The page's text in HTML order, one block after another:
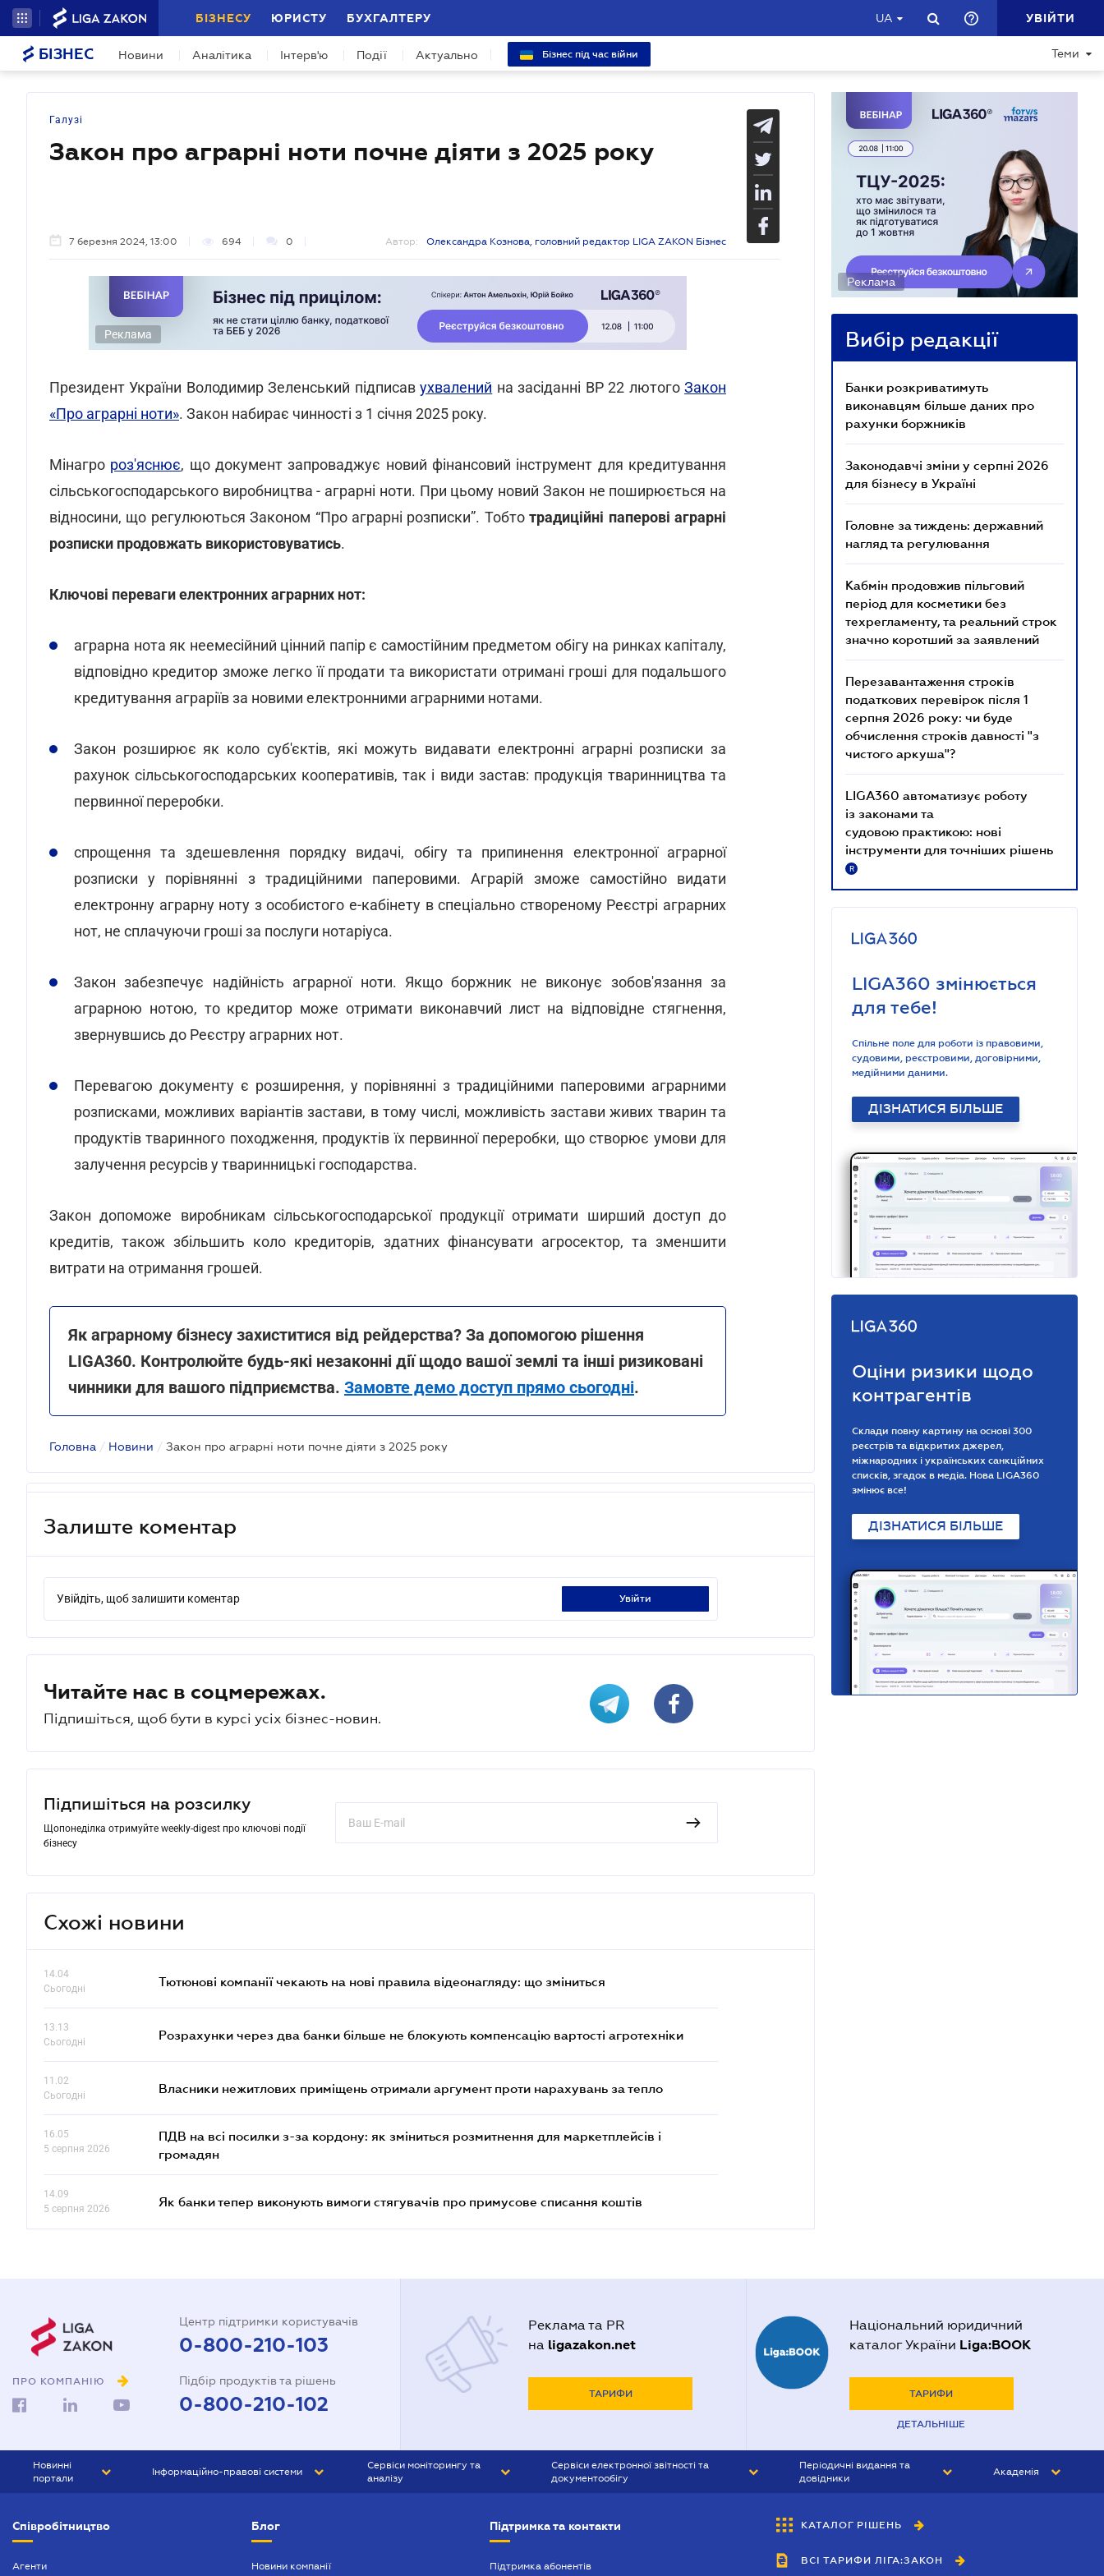
БІЗНЕСУ ЮРИСТУ БУХГАЛТЕРУ UA УВІЙТИ
БІЗНЕС Новини Аналітика Інтерв'ю Події Актуально Бізнес під час війни Теми
Галузі
Закон про аграрні ноти почне діяти з 2025 року
7 березня 2024, 13:00 694 0 Автор: Олександра Кознова, головний редактор LIGA ZAKON Бізнес
Реклама
Президент України Володимир Зеленський підписавухвалений на засіданні ВР 22 лютогоЗакон
«Про аграрні ноти». Закон набирає чинності з 1 січня 2025 року.
Мінагро роз'яснює, що документ запроваджує новий фінансовий інструмент для кредитування
сільськогосподарського виробництва - аграрні ноти. При цьому новий Закон не поширюється на
відносини, що регулюються Законом “Про аграрні розписки”. Тобтотрадиційні паперові аграрні
розписки продовжать використовуватись.
Ключові переваги електронних аграрних нот:
аграрна нота як неемесійний цінний папір є самостійним предметом обігу на ринках капіталу,
відповідно кредитор зможе легко її продати та використати отримані гроші для подальшого
кредитування аграріїв за новими електронними аграрними нотами.
Закон розширює як коло суб'єктів, які можуть видавати електронні аграрні розписки за
рахунок сільськогосподарських кооперативів, так і види застав: продукція тваринництва та
первинної переробки.
спрощення та здешевлення порядку видачі, обігу та припинення електронної аграрної
розписки у порівнянні з традиційними паперовими. Аграрій зможе самостійно видати
електронну аграрну ноту з особистого е-кабінету в спеціально створеному Реєстрі аграрних
нот, не сплачуючи гроші за послуги нотаріуса.
Закон забезпечує надійність аграрної ноти. Якщо боржник не виконує зобов'язання за
аграрною нотою, то кредитор може отримати виконавчий лист на відповідне стягнення,
звернувшись до Реєстру аграрних нот.
Перевагою документу є розширення, у порівнянні з традиційними паперовими аграрними
розписками, можливих варіантів застави, в тому числі, можливість застави живих тварин та
продуктів тваринного походження, продуктів їх первинної переробки, що створює умови для
залучення ресурсів у тваринницькі господарства.
Закон допоможе виробникам сільськогосподарської продукції отримати ширший доступ до
кредитів, також збільшить коло кредиторів, здатних фінансувати агросектор, та зменшити
витрати на отримання грошей.
Як аграрному бізнесу захиститися від рейдерства? За допомогою рішення
LIGA360. Контролюйте будь-які незаконні дії щодо вашої землі та інші ризиковані
чинники для вашого підприємства. Замовте демо доступ прямо сьогодні.
Головна / Новини / Закон про аграрні ноти почне діяти з 2025 року
Залиште коментар
Увійдіть, щоб залишити коментар увійти
Читайте нас в соцмережах.
Підпишіться, щоб бути в курсі усіх бізнес-новин.
Підпишіться на розсилку
Щопонеділка отримуйте weekly-digest про ключові події
бізнесу
Схожі новини
14.04
Сьогодні
Тютюнові компанії чекають на нові правила відеонагляду: що зміниться
13.13
Сьогодні
Розрахунки через два банки більше не блокують компенсацію вартості агротехніки
11.02
Сьогодні
Власники нежитлових приміщень отримали аргумент проти нарахувань за тепло
16.05
5 серпня 2026
ПДВ на всі посилки з-за кордону: як зміниться розмитнення для маркетплейсів і
громадян
14.09
5 серпня 2026
Як банки тепер виконують вимоги стягувачів про примусове списання коштів
Реклама
Вибір редакції
Банки розкриватимуть
виконавцям більше даних про
рахунки боржників
Законодавчі зміни у серпні 2026
для бізнесу в Україні
Головне за тиждень: державний
нагляд та регулювання
Кабмін продовжив пільговий
період для косметики без
техрегламенту, та реальний строк
значно коротший за заявлений
Перезавантаження строків
податкових перевірок після 1
серпня 2026 року: чи буде
обчислення строків давності "з
чистого аркуша"?
LIGA360 автоматизує роботу
із законами та
судовою практикою: нові
інструменти для точніших рішень
R
LIGA360 змінюється
для тебе!
Спільне поле для роботи із правовими,
судовими, реєстровими, договірними,
медійними даними.
ДІЗНАТИСЯ БІЛЬШЕ
Оціни ризики щодо
контрагентів
Склади повну картину на основі 300
реєстрів та відкритих джерел,
міжнародних і українських санкційних
списків, згадок в медіа. Нова LIGA360
змінює все!
ДІЗНАТИСЯ БІЛЬШЕ
ПРО КОМПАНІЮ
Центр підтримки користувачів
0-800-210-103
Підбір продуктів та рішень
0-800-210-102
Реклама та PR
на ligazakon.net
ТАРИФИ
Національний юридичний
каталог України Liga:BOOK
ТАРИФИ
ДЕТАЛЬНІШЕ
Новинні
портали
БІЗНЕС
Інформаційно-правові системи
Сервіси моніторингу та
аналізу
Сервіси електронної звітності та
документообігу
Періодичні видання та
довідники
БУХГАЛТЕР&ЗАКОН
ВІСНИК МСФЗ
Академія
Співробітництво
Агенти
Блог
Новини компанії
Підтримка та контакти
Підтримка абонентів
КАТАЛОГ РІШЕНЬ
ВСІ ТАРИФИ ЛІГА:ЗАКОН